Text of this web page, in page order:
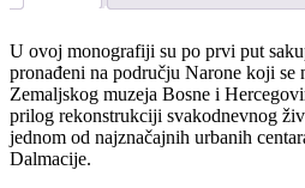
u
antičkoj
zbirci
Zemaljskog
muzeja
Bosne
i
U ovoj monografiji su po prvi put
pronađeni na području Narone koji se
Zemaljskog muzeja Bosne i
prilog rekonstrukciji svakodnevnog
jednom od najznačajnih urbanih
Dalmacije.